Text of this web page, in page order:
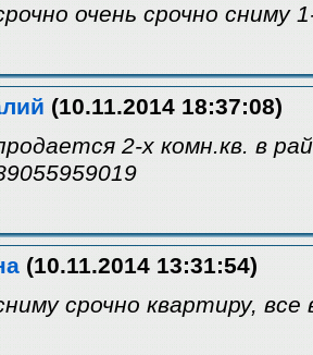
очень срочно сниму
(10.11.2014 18:37:08)
2-х комн.кв. в
(10.11.2014 13:31:54)
срочно квартиру,